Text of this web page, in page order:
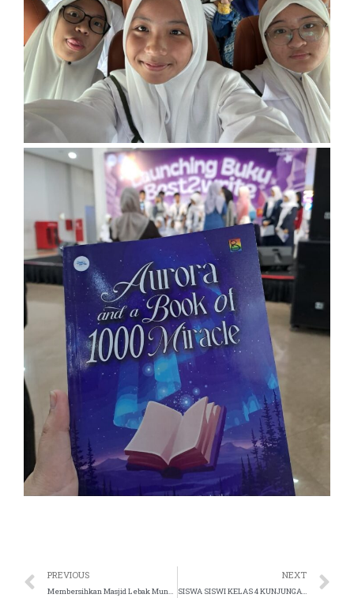
PREVIOUS
Membersihkan Masjid Lebak Muncang
NEXT
SISWA SISWI KELAS 4 KUNJUNGAN BELAJAR KE TAMAN MARGASATWA RAGUNAN